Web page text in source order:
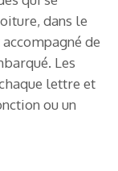
dans le
de
Les
lettre et
ou un